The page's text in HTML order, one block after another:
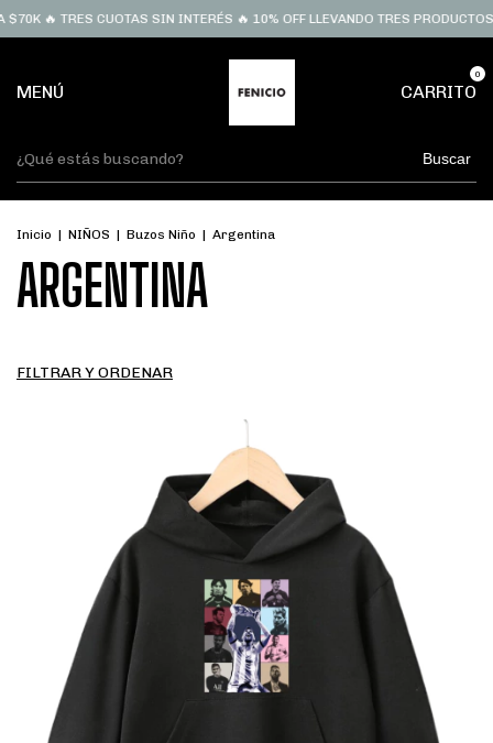
🔥 TRES CUOTAS SIN INTERÉS 🔥 10% OFF LLEVANDO TRES
MENÚ CARRITO
0
Buscar
Inicio | NIÑOS | Buzos Niño | Argentina
ARGENTINA
FILTRAR Y ORDENAR